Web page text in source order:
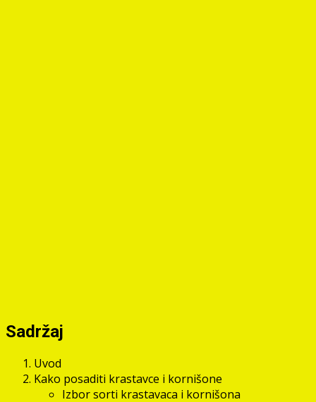
Sadržaj
Uvod
Kako posaditi krastavce i kornišone
Izbor sorti krastavaca i kornišona